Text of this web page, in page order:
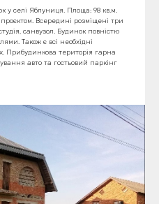
у селі Яблуниця. Площа: 98 кв.м.
Всередині розміщені три
санвузол. Будинок повністю
Також є всі необхідні
Прибудинкова територія гарна
авто та гостьовий паркінг